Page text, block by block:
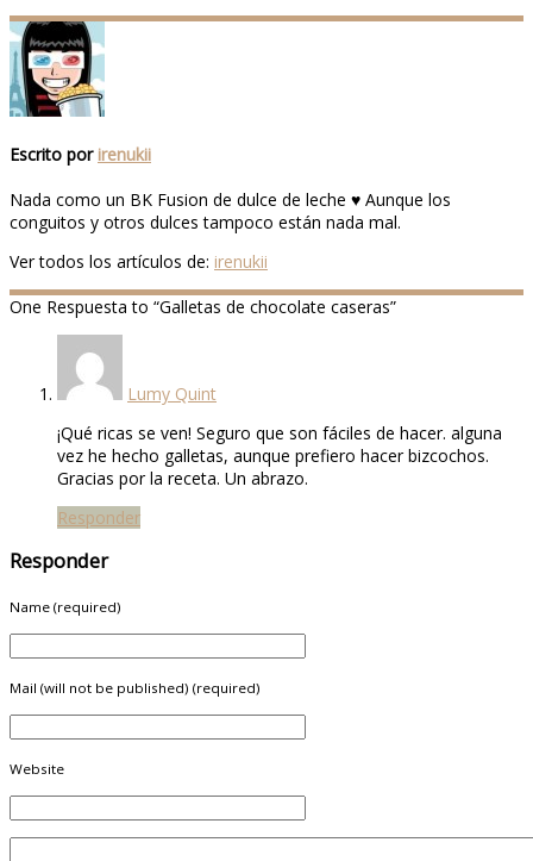
Escrito por irenukii
Nada como un BK Fusion de dulce de leche ♥ Aunque los
conguitos y otros dulces tampoco están nada mal.
Ver todos los artículos de: irenukii
One Respuesta to “Galletas de chocolate caseras”
Lumy Quint
¡Qué ricas se ven! Seguro que son fáciles de hacer. alguna
vez he hecho galletas, aunque prefiero hacer bizcochos.
Gracias por la receta. Un abrazo.
Responder
Responder
Name (required)
Mail (will not be published) (required)
Website